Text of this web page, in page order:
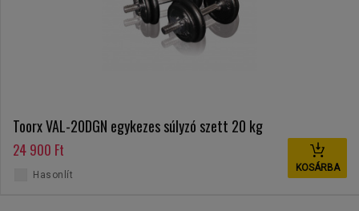
Toorx VAL-20DGN egykezes súlyzó szett 20 kg
24 900 Ft
KOSÁRBA
Hasonlít